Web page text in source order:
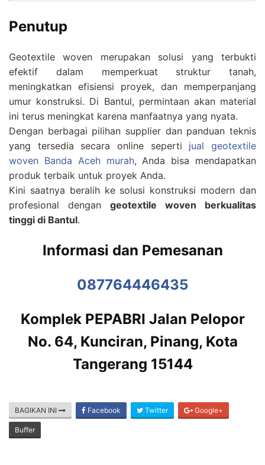
Penutup
Geotextile woven merupakan solusi yang terbukti
efektif dalam memperkuat struktur tanah,
meningkatkan efisiensi proyek, dan memperpanjang
umur konstruksi. Di Bantul, permintaan akan material
ini terus meningkat karena manfaatnya yang nyata.
Dengan berbagai pilihan supplier dan panduan teknis
yang tersedia secara online seperti jual geotextile
woven Banda Aceh murah, Anda bisa mendapatkan
produk terbaik untuk proyek Anda.
Kini saatnya beralih ke solusi konstruksi modern dan
profesional dengan geotextile woven berkualitas
tinggi di Bantul.
Informasi dan Pemesanan
087764446435
Komplek PEPABRI Jalan Pelopor
No. 64, Kunciran, Pinang, Kota
Tangerang 15144
BAGIKAN INI Facebook Twitter Google+
Buffer